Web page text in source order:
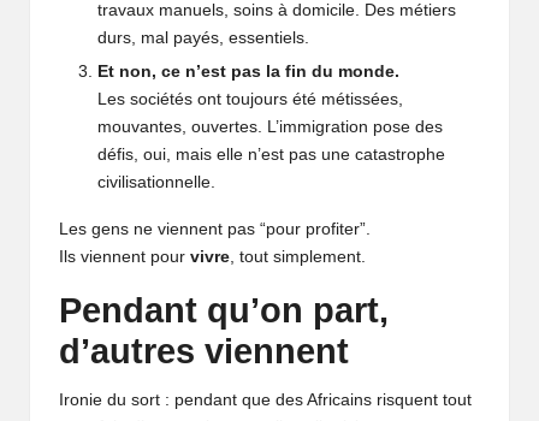
travaux manuels, soins à domicile. Des métiers
durs, mal payés, essentiels.
Et non, ce n’est pas la fin du monde.
Les sociétés ont toujours été métissées,
mouvantes, ouvertes. L’immigration pose des
défis, oui, mais elle n’est pas une catastrophe
civilisationnelle.
Les gens ne viennent pas “pour profiter”.
Ils viennent pour vivre, tout simplement.
Pendant qu’on part,
d’autres viennent
Ironie du sort : pendant que des Africains risquent tout